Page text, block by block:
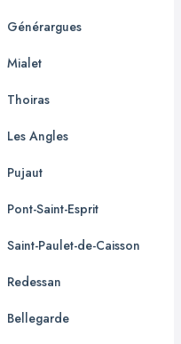
Générargues
Mialet
Thoiras
Les Angles
Pujaut
Pont-Saint-Esprit
Saint-Paulet-de-Caisson
Redessan
Bellegarde